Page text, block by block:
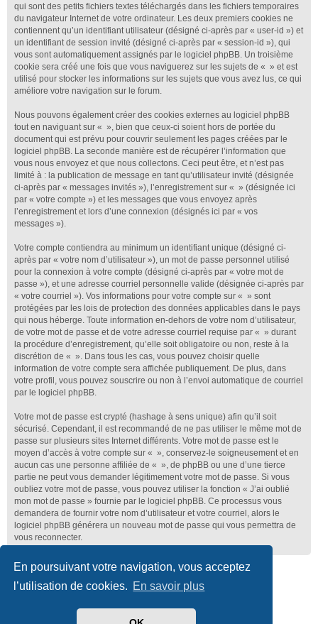
En poursuivant votre navigation, vous acceptez
l’utilisation de cookies. En savoir plus
qui sont des petits fichiers textes téléchargés dans les fichiers temporaires
du navigateur Internet de votre ordinateur. Les deux premiers cookies ne
contiennent qu’un identifiant utilisateur (désigné ci-après par « user-id ») et
un identifiant de session invité (désigné ci-après par « session-id »), qui
vous sont automatiquement assignés par le logiciel phpBB. Un troisième
cookie sera créé une fois que vous naviguerez sur les sujets de « » et est
utilisé pour stocker les informations sur les sujets que vous avez lus, ce qui
améliore votre navigation sur le forum.
Nous pouvons également créer des cookies externes au logiciel phpBB
tout en naviguant sur « », bien que ceux-ci soient hors de portée du
document qui est prévu pour couvrir seulement les pages créées par le
logiciel phpBB. La seconde manière est de récupérer l’information que
vous nous envoyez et que nous collectons. Ceci peut être, et n’est pas
limité à : la publication de message en tant qu’utilisateur invité (désignée
ci-après par « messages invités »), l’enregistrement sur « » (désignée ici
par « votre compte ») et les messages que vous envoyez après
l’enregistrement et lors d’une connexion (désignés ici par « vos
messages »).
Votre compte contiendra au minimum un identifiant unique (désigné ci-
après par « votre nom d’utilisateur »), un mot de passe personnel utilisé
pour la connexion à votre compte (désigné ci-après par « votre mot de
passe »), et une adresse courriel personnelle valide (désignée ci-après par
« votre courriel »). Vos informations pour votre compte sur « » sont
protégées par les lois de protection des données applicables dans le pays
qui nous héberge. Toute information en-dehors de votre nom d’utilisateur,
de votre mot de passe et de votre adresse courriel requise par « » durant
la procédure d’enregistrement, qu’elle soit obligatoire ou non, reste à la
discrétion de « ». Dans tous les cas, vous pouvez choisir quelle
information de votre compte sera affichée publiquement. De plus, dans
votre profil, vous pouvez souscrire ou non à l’envoi automatique de courriel
par le logiciel phpBB.
Votre mot de passe est crypté (hashage à sens unique) afin qu’il soit
sécurisé. Cependant, il est recommandé de ne pas utiliser le même mot de
passe sur plusieurs sites Internet différents. Votre mot de passe est le
moyen d’accès à votre compte sur « », conservez-le soigneusement et en
aucun cas une personne affiliée de « », de phpBB ou une d’une tierce
partie ne peut vous demander légitimement votre mot de passe. Si vous
oubliez votre mot de passe, vous pouvez utiliser la fonction « J’ai oublié
mon mot de passe » fournie par le logiciel phpBB. Ce processus vous
demandera de fournir votre nom d’utilisateur et votre courriel, alors le
logiciel phpBB générera un nouveau mot de passe qui vous permettra de
vous reconnecter.